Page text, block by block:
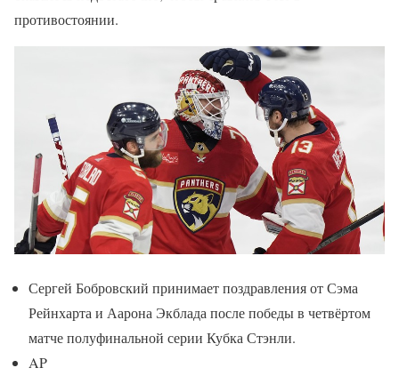
противостоянии.
Сергей Бобровский принимает поздравления от Сэма
Рейнхарта и Аарона Экблада после победы в четвёртом
матче полуфинальной серии Кубка Стэнли.
AP